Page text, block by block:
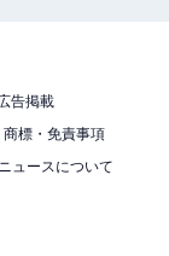
告掲載
標・免責事項
ュースについて